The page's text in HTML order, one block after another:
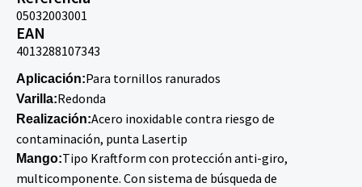
05032003001
EAN
4013288107343
Aplicación:Para tornillos ranurados
Varilla:Redonda
Realización:Acero inoxidable contra riesgo de
contaminación, punta Lasertip
Mango:Tipo Kraftform con protección anti-giro,
multicomponente. Con sistema de búsqueda de